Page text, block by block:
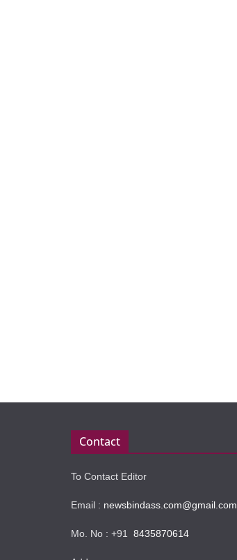
Contact
To Contact Editor
Email : newsbindass.com@gmail.com
Mo. No : +91 8435870614